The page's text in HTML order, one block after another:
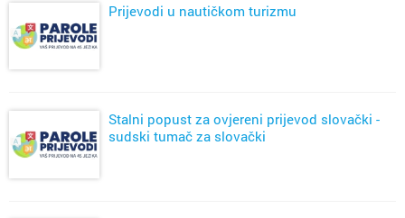
Prijevodi u nautičkom turizmu
Stalni popust za ovjereni prijevod slovački -
sudski tumač za slovački